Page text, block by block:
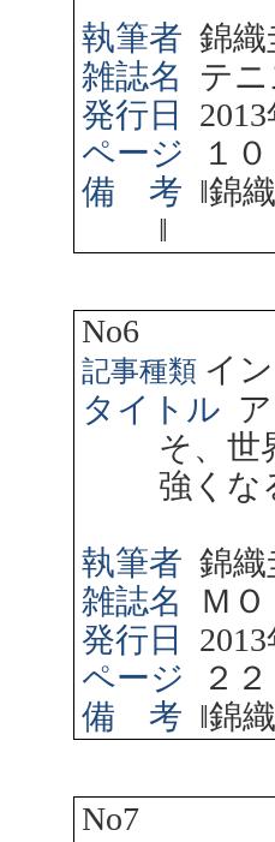
執筆者 錦織
雑誌名
テ
発行日
2013
ページ
１
備 考 ‖錦
‖
No6
記事種類 イ
タイトル
そ、
強くな
執筆者 錦織
雑誌名
Ｍ
発行日
2013
ページ
２
備 考 ‖錦
No7